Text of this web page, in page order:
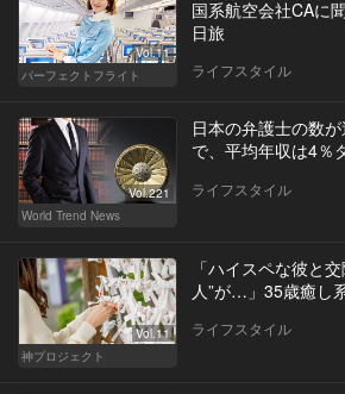
Vol.11
パーフェクトフライト
国系航空会社CAに
日旅
ライフスタイル
Vol.221
World Trend News
日本の弁護士の数
で、平均年収は4
ライフスタイル
Vol.11
神プロジェクト
「ハイスペな彼と
人”が…」35歳癒し
ライフスタイル